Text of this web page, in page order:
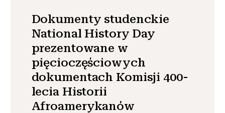
Dokumenty studenckie
National History Day
prezentowane w
pięcioczęściowych
dokumentach Komisji 400-
lecia Historii
Afroamerykanów